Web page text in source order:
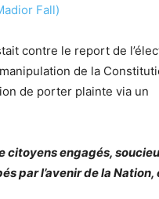
Fall)
contre le report de
de la
de porter plainte via un
citoyens engagés,
par l’avenir de la Nation,